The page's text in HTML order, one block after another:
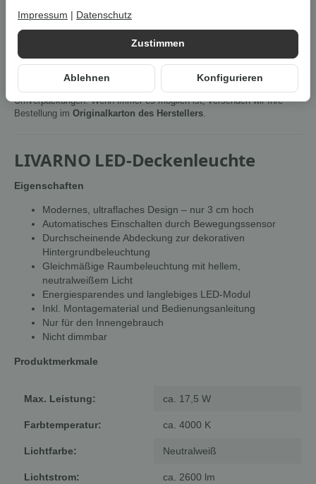
Um die
, vermeiden wir aufwendige
Umverpackungen. Wenn immer es möglich ist, versenden wir Ihre
Bestellung im Originalkarton des Herstellers.
LIVARNO LED-Deckenleuchte
Eigenschaften
Modernes, ultraflaches Design – nur 3 cm hoch
Automatisches Einschalten durch Bewegungssensor
Durchscheinende Abdeckung zur dekorativen
Hintergrundbeleuchtung
Gleichmäßige Raumbeleuchtung mit hellem,
neutralweißem Licht
Energiesparendes und langlebiges LED-Modul
Inkl. Montagematerial und Bedienungsanleitung
Nur für den Innengebrauch
Nicht dimmbar
Produktmerkmale
Max. Leistung: ca. 17,5 W
Farbtemperatur: ca. 4000 K
Lichtfarbe: Neutralweiß
Lichtstrom: ca. 2600 lm
Zustimmen
Ablehnen Konfigurieren
Impressum Datenschutz